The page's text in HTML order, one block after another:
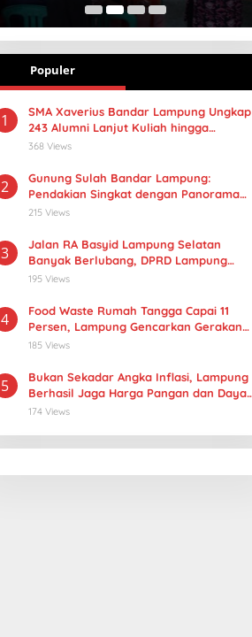
Populer
1
SMA Xaverius Bandar Lampung Ungkap
243 Alumni Lanjut Kuliah hingga
Mancanegara
368 Views
2
Gunung Sulah Bandar Lampung:
Pendakian Singkat dengan Panorama
Kota yang Memukau
215 Views
3
Jalan RA Basyid Lampung Selatan
Banyak Berlubang, DPRD Lampung
Dorong Masuk Prioritas APBD 2027
195 Views
4
Food Waste Rumah Tangga Capai 11
Persen, Lampung Gencarkan Gerakan
Selamatan Pangan
185 Views
5
Bukan Sekadar Angka Inflasi, Lampung
Berhasil Jaga Harga Pangan dan Daya
Beli Masyarakat
174 Views